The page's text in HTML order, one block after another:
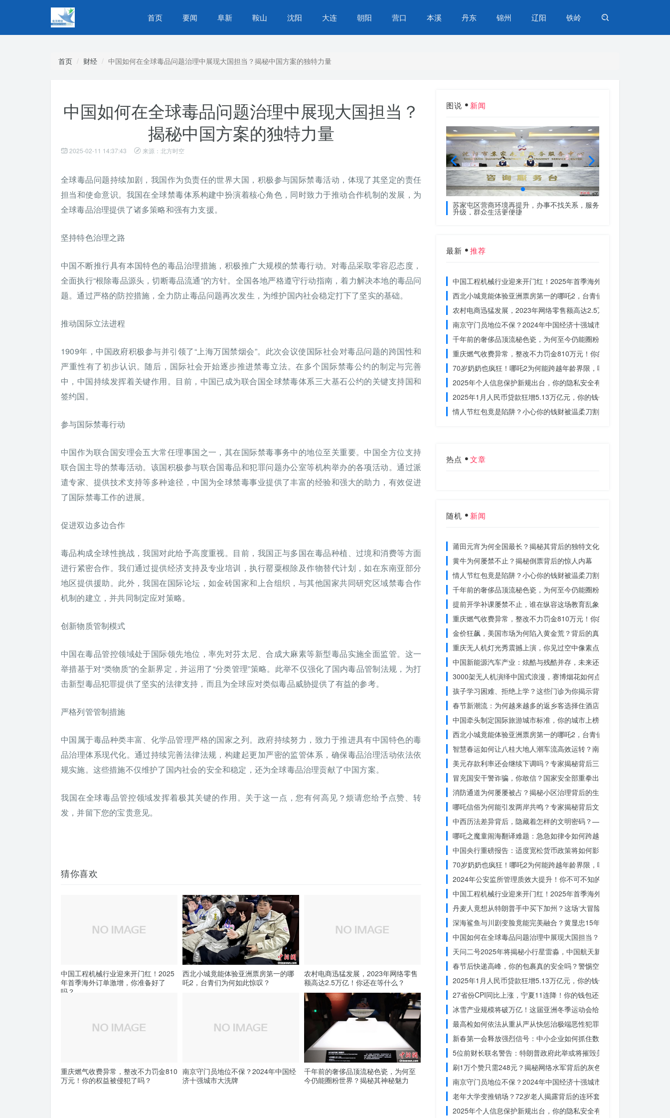
首页 要闻 阜新 鞍山 沈阳 大连 朝阳 营口 本溪 丹东 锦州 辽阳 铁岭
首页 财经 中国如何在全球毒品问题治理中展现大国担当？揭秘中国方案的独特力量
中国如何在全球毒品问题治理中展现大国担当？
揭秘中国方案的独特力量
2025-02-11 14:37:43 来源：北方时空
全球毒品问题持续加剧，我国作为负责任的世界大国，积极参与国际禁毒活动，体现了其坚定的责任
担当和使命意识。我国在全球禁毒体系构建中扮演着核心角色，同时致力于推动合作机制的发展，为
全球毒品治理提供了诸多策略和强有力支援。
坚持特色治理之路
中国不断推行具有本国特色的毒品治理措施，积极推广大规模的禁毒行动。对毒品采取零容忍态度，
全面执行“根除毒品源头，切断毒品流通”的方针。全国各地严格遵守行动指南，着力解决本地的毒品问
题。通过严格的防控措施，全力防止毒品问题再次发生，为维护国内社会稳定打下了坚实的基础。
推动国际立法进程
1909年，中国政府积极参与并引领了“上海万国禁烟会”。此次会议使国际社会对毒品问题的跨国性和
严重性有了初步认识。随后，国际社会开始逐步推进禁毒立法。在多个国际禁毒公约的制定与完善
中，中国持续发挥着关键作用。目前，中国已成为联合国全球禁毒体系三大基石公约的关键支持国和
签约国。
参与国际禁毒行动
中国作为联合国安理会五大常任理事国之一，其在国际禁毒事务中的地位至关重要。中国全方位支持
联合国主导的禁毒活动。该国积极参与联合国毒品和犯罪问题办公室等机构举办的各项活动。通过派
遣专家、提供技术支持等多种途径，中国为全球禁毒事业提供了丰富的经验和强大的助力，有效促进
了国际禁毒工作的进展。
促进双边多边合作
毒品构成全球性挑战，我国对此给予高度重视。目前，我国正与多国在毒品种植、过境和消费等方面
进行紧密合作。我们通过提供经济支持及专业培训，执行罂粟根除及作物替代计划，如在东南亚部分
地区提供援助。此外，我国在国际论坛，如金砖国家和上合组织，与其他国家共同研究区域禁毒合作
机制的建立，并共同制定应对策略。
创新物质管制模式
中国在毒品管控领域处于国际领先地位，率先对芬太尼、合成大麻素等新型毒品实施全面监管。这一
举措基于对“类物质”的全新界定，并运用了“分类管理”策略。此举不仅强化了国内毒品管制法规，为打
击新型毒品犯罪提供了坚实的法律支持，而且为全球应对类似毒品威胁提供了有益的参考。
严格列管管制措施
中国属于毒品种类丰富、化学品管理严格的国家之列。政府持续努力，致力于推进具有中国特色的毒
品治理体系现代化。通过持续完善法律法规，构建起更加严密的监管体系，确保毒品治理活动依法依
规实施。这些措施不仅维护了国内社会的安全和稳定，还为全球毒品治理贡献了中国方案。
我国在全球毒品管控领域发挥着极其关键的作用。关于这一点，您有何高见？烦请您给予点赞、转
发，并留下您的宝贵意见。
猜你喜欢
中国工程机械行业迎来开门红！2025
年首季海外订单激增，你准备好了
吗？
西北小城竟能体验亚洲票房第一的哪
吒2，台青们为何如此惊叹？
农村电商迅猛发展，2023年网络零售
额高达2.5万亿！你还在等什么？
重庆燃气收费异常，整改不力罚金810
万元！你的权益被侵犯了吗？
南京守门员地位不保？2024年中国经
济十强城市大洗牌
千年前的奢侈品顶流秘色瓷，为何至
今仍能圈粉世界？揭秘其神秘魅力
图说 新闻
苏家屯区营商环境再提升，办事不找关系，服务
升级，群众生活更便捷
最新 推荐
中国工程机械行业迎来开门红！2025年首季海外订单激增，你准备好
西北小城竟能体验亚洲票房第一的哪吒2，台青们为何如此惊叹？
农村电商迅猛发展，2023年网络零售额高达2.5万亿！你还在等什么？
南京守门员地位不保？2024年中国经济十强城市大洗牌
千年前的奢侈品顶流秘色瓷，为何至今仍能圈粉世界？揭秘其神秘魅力
重庆燃气收费异常，整改不力罚金810万元！你的权益被侵犯了吗？
70岁奶奶也疯狂！哪吒2为何能跨越年龄界限，吸引全民观影？
2025年个人信息保护新规出台，你的隐私安全有保障了吗？
2025年1月人民币贷款狂增5.13万亿元，你的钱包准备好了吗？
情人节红包竟是陷阱？小心你的钱财被温柔刀割走
热点 文章
随机 新闻
莆田元宵为何全国最长？揭秘其背后的独特文化价值
黄牛为何屡禁不止？揭秘倒票背后的惊人内幕
情人节红包竟是陷阱？小心你的钱财被温柔刀割走
千年前的奢侈品顶流秘色瓷，为何至今仍能圈粉世界？揭秘其神秘魅力
提前开学补课屡禁不止，谁在纵容这场教育乱象？
重庆燃气收费异常，整改不力罚金810万元！你的权益被侵犯了吗？
金价狂飙，美国市场为何陷入黄金荒？背后的真相令人
重庆无人机灯光秀震撼上演，你见过空中像素点的奇迹吗？
中国新能源汽车产业：炫酷与残酷并存，未来还能走多远？
3000架无人机演绎中国式浪漫，赛博烟花如何点亮夜空？
孩子学习困难、拒绝上学？这些门诊为你揭示背后的真相
春节新潮流：为何越来越多的返乡客选择住酒店而不是家里？
中国牵头制定国际旅游城市标准，你的城市上榜了吗？
西北小城竟能体验亚洲票房第一的哪吒2，台青们为何如此惊叹？
智慧春运如何让八桂大地人潮车流高效运转？南宁铁路枢纽的秘密武
美元存款利率还会继续下调吗？专家揭秘背后三大原因
冒充国安干警诈骗，你敢信？国家安全部重拳出击，犯罪团伙被一网
消防通道为何屡屡被占？揭秘小区治理背后的生命线危机
哪吒信俗为何能引发两岸共鸣？专家揭秘背后文化符号的力量
中西历法差异背后，隐藏着怎样的文明密码？——专访南京大学周礼
哪吒之魔童闹海翻译难题：急急如律令如何跨越文化鸿沟？
中国央行重磅报告：适度宽松货币政策将如何影响你的消费？
70岁奶奶也疯狂！哪吒2为何能跨越年龄界限，吸引全民观影？
2024年公安监所管理质效大提升！你不可不知的法治文明新举措
中国工程机械行业迎来开门红！2025年首季海外订单激增，你准备好
丹麦人竟想从特朗普手中买下加州？这场‘大冒险’背后藏着什么秘密
深海鲨鱼与川剧变脸竟能完美融合？黄显忠15年水下默剧惊艳全场
中国如何在全球毒品问题治理中展现大国担当？揭秘中国方案的独特
天问二号2025年将揭秘小行星雷淼，中国航天新时代即将开启
春节后快递高峰，你的包裹真的安全吗？警惕空包诈骗
2025年1月人民币贷款狂增5.13万亿元，你的钱包准备好了吗？
27省份CPI同比上涨，宁夏11连降！你的钱包还好吗？
冰雪产业规模将破万亿！这届亚洲冬季运动会给浙江企业带来哪些商
最高检如何依法从重从严从快惩治极端恶性犯罪？揭秘重大案件背后
新春第一会释放强烈信号：中小企业如何抓住数字化转型的机遇？
5位前财长联名警告：特朗普政府此举或将摧毁美国信誉？
刷1万个赞只需248元？揭秘网络水军背后的灰色产业链
南京守门员地位不保？2024年中国经济十强城市大洗牌
老年大学变推销场？72岁老人揭露背后的连环套
2025年个人信息保护新规出台，你的隐私安全有保障了吗？